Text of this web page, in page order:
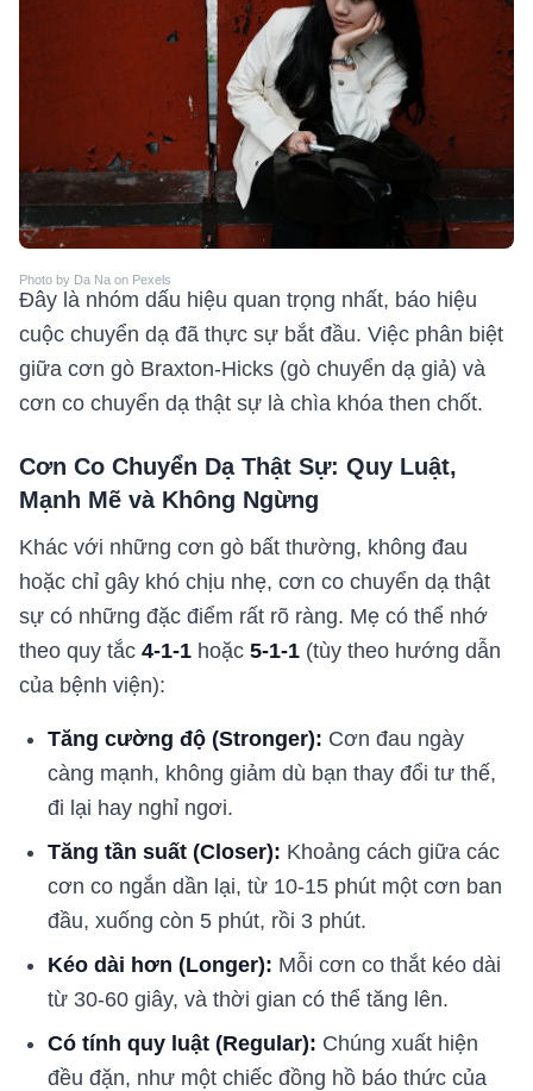
Photo by Da Na on Pexels
Đây là nhóm dấu hiệu quan trọng nhất, báo hiệu
cuộc chuyển dạ đã thực sự bắt đầu. Việc phân biệt
giữa cơn gò Braxton-Hicks (gò chuyển dạ giả) và
cơn co chuyển dạ thật sự là chìa khóa then chốt.
Cơn Co Chuyển Dạ Thật Sự: Quy Luật,
Mạnh Mẽ và Không Ngừng
Khác với những cơn gò bất thường, không đau
hoặc chỉ gây khó chịu nhẹ, cơn co chuyển dạ thật
sự có những đặc điểm rất rõ ràng. Mẹ có thể nhớ
theo quy tắc 4-1-1 hoặc 5-1-1 (tùy theo hướng dẫn
của bệnh viện):
Tăng cường độ (Stronger): Cơn đau ngày
càng mạnh, không giảm dù bạn thay đổi tư thế,
đi lại hay nghỉ ngơi.
Tăng tần suất (Closer): Khoảng cách giữa các
cơn co ngắn dần lại, từ 10-15 phút một cơn ban
đầu, xuống còn 5 phút, rồi 3 phút.
Kéo dài hơn (Longer): Mỗi cơn co thắt kéo dài
từ 30-60 giây, và thời gian có thể tăng lên.
Có tính quy luật (Regular): Chúng xuất hiện
đều đặn, như một chiếc đồng hồ báo thức của